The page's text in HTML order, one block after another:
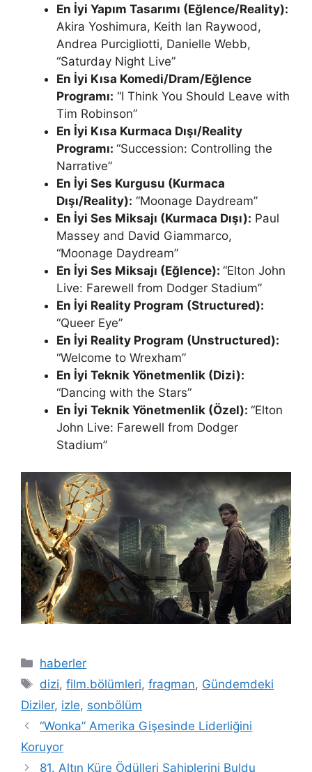
En İyi Yapım Tasarımı (Eğlence/Reality):
Akira Yoshimura, Keith Ian Raywood,
Andrea Purcigliotti, Danielle Webb,
“Saturday Night Live”
En İyi Kısa Komedi/Dram/Eğlence
Programı: “I Think You Should Leave with
Tim Robinson”
En İyi Kısa Kurmaca Dışı/Reality
Programı: “Succession: Controlling the
Narrative”
En İyi Ses Kurgusu (Kurmaca
Dışı/Reality): “Moonage Daydream”
En İyi Ses Miksajı (Kurmaca Dışı): Paul
Massey and David Giammarco,
“Moonage Daydream”
En İyi Ses Miksajı (Eğlence): “Elton John
Live: Farewell from Dodger Stadium”
En İyi Reality Program (Structured):
“Queer Eye”
En İyi Reality Program (Unstructured):
“Welcome to Wrexham”
En İyi Teknik Yönetmenlik (Dizi):
“Dancing with the Stars”
En İyi Teknik Yönetmenlik (Özel): “Elton
John Live: Farewell from Dodger
Stadium”
Kategoriler
haberler
Etiketler
dizi,film.bölümleri,fragman, Gündemdeki
Diziler, izle, sonbölüm
“Wonka” Amerika Gişesinde Liderliğini
Koruyor
81. Altın Küre Ödülleri Sahiplerini Buldu